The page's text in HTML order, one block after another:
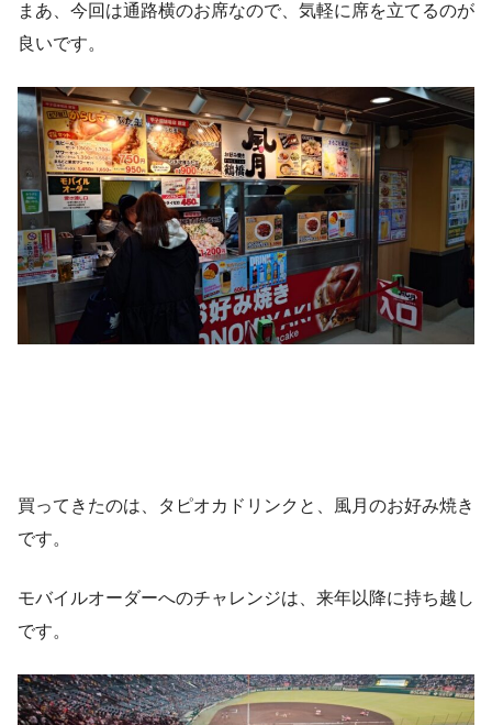
まあ、今回は通路横のお席なので、気軽に席を立てるのが
良いです。
買ってきたのは、タピオカドリンクと、風月のお好み焼き
です。
モバイルオーダーへのチャレンジは、来年以降に持ち越し
です。